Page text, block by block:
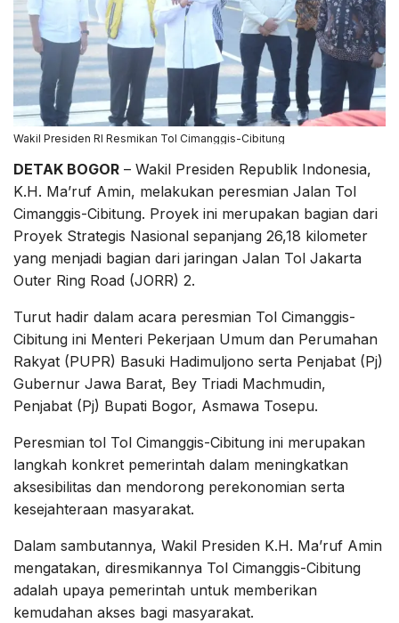
Wakil Presiden RI Resmikan Tol Cimanggis-Cibitung
DETAK BOGOR – Wakil Presiden Republik Indonesia,
K.H. Ma’ruf Amin, melakukan peresmian Jalan Tol
Cimanggis-Cibitung. Proyek ini merupakan bagian dari
Proyek Strategis Nasional sepanjang 26,18 kilometer
yang menjadi bagian dari jaringan Jalan Tol Jakarta
Outer Ring Road (JORR) 2.
Turut hadir dalam acara peresmian Tol Cimanggis-
Cibitung ini Menteri Pekerjaan Umum dan Perumahan
Rakyat (PUPR) Basuki Hadimuljono serta Penjabat (Pj)
Gubernur Jawa Barat, Bey Triadi Machmudin,
Penjabat (Pj) Bupati Bogor, Asmawa Tosepu.
Peresmian tol Tol Cimanggis-Cibitung ini merupakan
langkah konkret pemerintah dalam meningkatkan
aksesibilitas dan mendorong perekonomian serta
kesejahteraan masyarakat.
Dalam sambutannya, Wakil Presiden K.H. Ma’ruf Amin
mengatakan, diresmikannya Tol Cimanggis-Cibitung
adalah upaya pemerintah untuk memberikan
kemudahan akses bagi masyarakat.